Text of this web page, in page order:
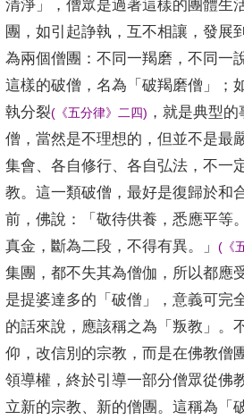
清淨 」 ，僧眾是過著這樣的團體生
團 ，如引起諍執 ，互不相讓 ，發展
為兩個僧團 ：不同一羯磨 ，不同一
這樣的破僧 ，名為 「破羯磨僧 」；
執分裂( 《五分律》 二四) ， 就是典型的
僧 ，當然是不理想的 ，但並不是最
集會、各自修行、各自弘法 ，不一
教。這一類破僧 ，最好是復歸於和
前 ，佛說 ： 「敬待供養 ，悉應平等
真金 ， 斷為二段 ，不得有異。」( 《
集團 ，都不失其為僧伽 ， 所以都應
是提婆達多的 「破僧 」，意義可完
的話來說 ， 應該稱之為 「叛教 」。
仰 ，改信別的宗教 ，而是在佛教僧
領導權 ，終於引導一部分僧眾從佛
立新的宗教、 新的僧團 。這稱為 「